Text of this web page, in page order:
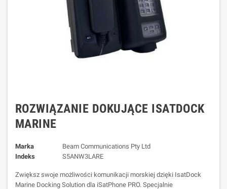
ROZWIĄZANIE DOKUJĄCE ISATDOCK
MARINE
Marka
Beam Communications Pty Ltd
Indeks
S5ANW3LARE
Zwiększ swoje możliwości komunikacji morskiej dzięki IsatDock
Marine Docking Solution dla iSatPhone PRO. Specjalnie